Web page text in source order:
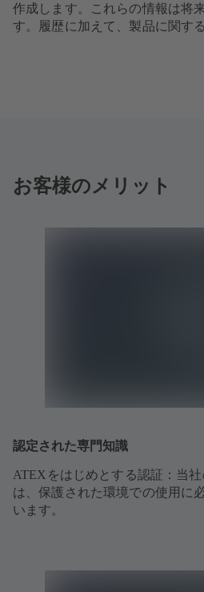
作成します。これらの情報は将
す。履歴に加えて、製品に関す
お客様のメリット
認定された専門知識
ATEXをはじめとする認証：当社
は、保護された環境での使用に
います。